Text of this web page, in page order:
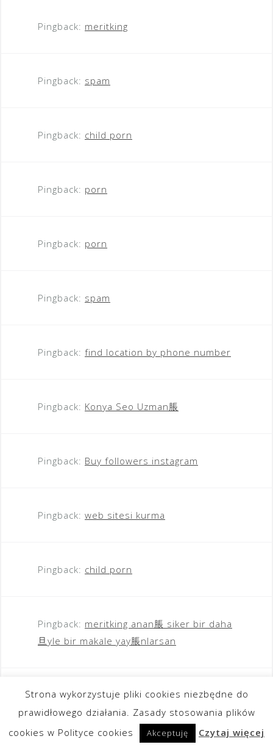
Pingback: meritking
Pingback: spam
Pingback: child porn
Pingback: porn
Pingback: porn
Pingback: spam
Pingback: find location by phone number
Pingback: Konya Seo Uzman脹
Pingback: Buy followers instagram
Pingback: web sitesi kurma
Pingback: child porn
Pingback: meritking anan脹 siker bir daha
旦yle bir makale yay脹nlarsan
Pingback:child porn
Strona wykorzystuje pliki cookies niezbędne do
prawidłowego działania. Zasady stosowania plików
cookies w Polityce cookies
Akceptuję Czytaj więcej